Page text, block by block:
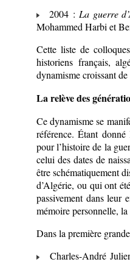
2004 : La guerre
Mohammed Harbi et
Cette liste de
historiens français,
dynamisme croissant
La relève des
Ce dynamisme se
référence. Étant
pour l’histoire de la
celui des dates de
être schématiquement
d’Algérie, ou qui ont
passivement dans leur
mémoire personnelle,
Dans la première
Charles-André